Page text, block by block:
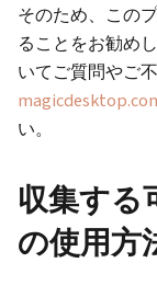
そのため、この
ることをお勧め
いてご質問やご
い。
収集する
の使用方